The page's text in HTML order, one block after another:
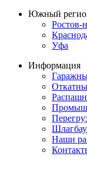
Южный
Ростов-
Уфа
Информация
Наши